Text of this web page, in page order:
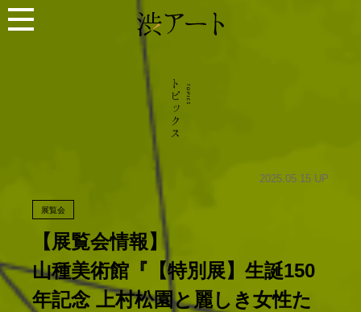
2025.05.15 UP
展覧会
【展覧会情報】
山種美術館『【特別展】生誕150
年記念 上村松園と麗しき女性た